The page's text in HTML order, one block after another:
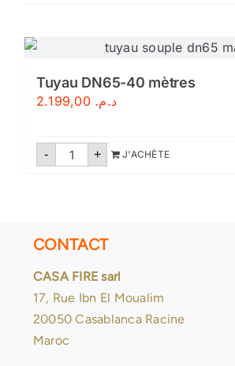
Tuyau DN65-40 mètres
د.م. 2.199,00
- quantité
+ J'ACHÈTE
CONTACT
CASA FIRE sarl
17, Rue Ibn El Moualim
20050 Casablanca Racine
Maroc